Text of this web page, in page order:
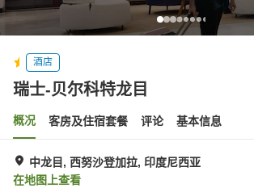
酒店
瑞士-贝尔科特龙目
概况 客房及住宿套餐 评论 基本信息
中龙目, 西努沙登加拉, 印度尼西亚
在地图上查看